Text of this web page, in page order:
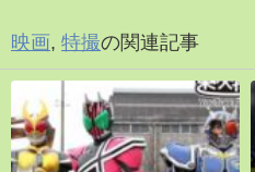
映画, 特撮の関連記事